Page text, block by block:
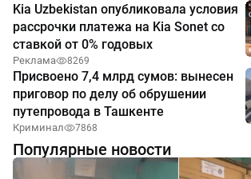
Kia Uzbekistan опубликовала условия
рассрочки платежа на Kia Sonet со
ставкой от 0% годовых
Реклама 8269
Присвоено 7,4 млрд сумов: вынесен
приговор по делу об обрушении
путепровода в Ташкенте
Криминал 7868
Популярные новости